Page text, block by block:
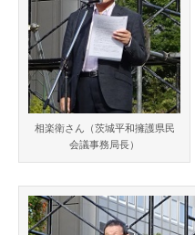
相楽衛さん（茨城平和擁護県民
会議事務局長）